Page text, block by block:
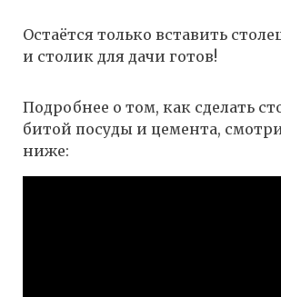
Остаётся только вставить
и столик для дачи готов!
Подробнее о том, как сделать
битой посуды и цемента,
ниже: